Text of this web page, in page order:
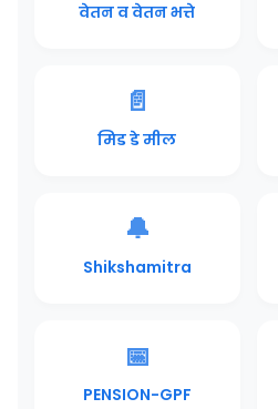
वेतन व वेतन भत्ते
📄
मिड डे मील
🔔
Shikshamitra
📅
PENSION-GPF